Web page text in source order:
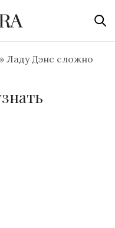
» Ладу Дэнс сложно